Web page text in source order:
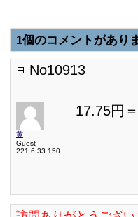
1個のコメントがあり
No10913
黄
Guest
221.6.33.150
17.75円